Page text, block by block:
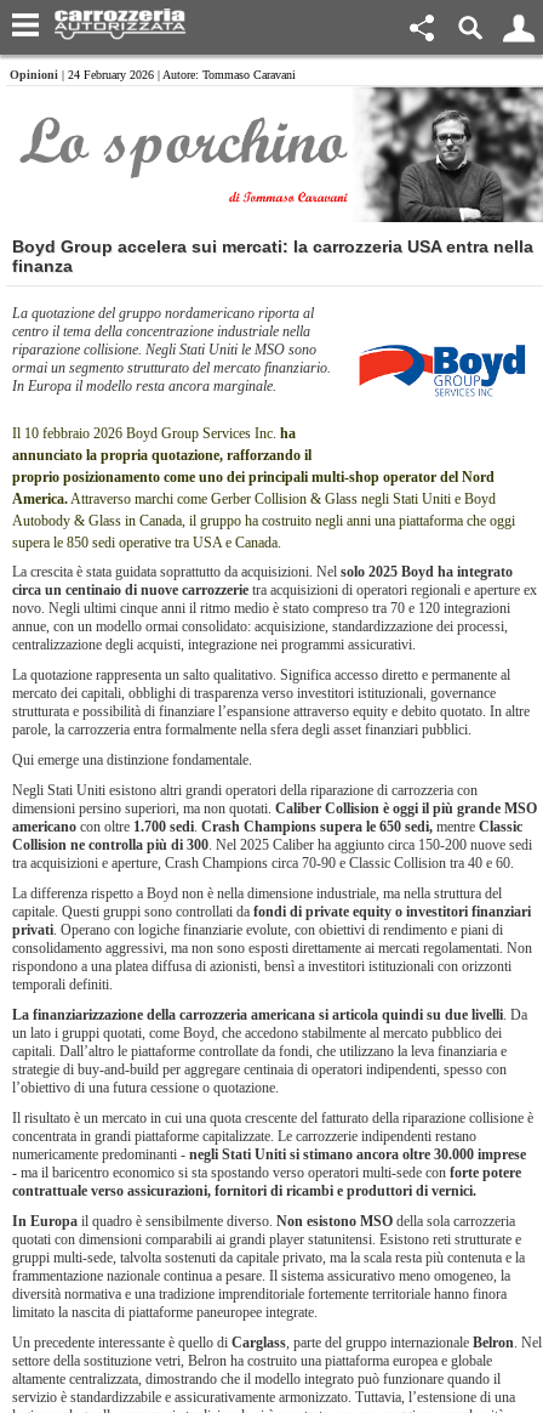
Opinioni | 24 February 2026 | Autore: Tommaso Caravani
​Boyd Group accelera sui mercati: la carrozzeria USA entra nella
finanza
La quotazione del gruppo nordamericano riporta al
centro il tema della concentrazione industriale nella
riparazione collisione. Negli Stati Uniti le MSO sono
ormai un segmento strutturato del mercato finanziario.
In Europa il modello resta ancora marginale.
Il 10 febbraio 2026 Boyd Group Services Inc. ha
annunciato la propria quotazione, rafforzando il
proprio posizionamento come uno dei principali multi-shop operator del Nord
America.Attraverso marchi come Gerber Collision & Glass negli Stati Uniti e Boyd
Autobody & Glass in Canada, il gruppo ha costruito negli anni una piattaforma che oggi
supera le 850 sedi operative tra USA e Canada.
La crescita è stata guidata soprattutto da acquisizioni. Nel solo 2025 Boyd ha integrato
circa un centinaio di nuove carrozzerie tra acquisizioni di operatori regionali e aperture ex
novo. Negli ultimi cinque anni il ritmo medio è stato compreso tra 70 e 120 integrazioni
annue, con un modello ormai consolidato: acquisizione, standardizzazione dei processi,
centralizzazione degli acquisti, integrazione nei programmi assicurativi.
La quotazione rappresenta un salto qualitativo. Significa accesso diretto e permanente al
mercato dei capitali, obblighi di trasparenza verso investitori istituzionali, governance
strutturata e possibilità di finanziare l’espansione attraverso equity e debito quotato. In altre
parole, la carrozzeria entra formalmente nella sfera degli asset finanziari pubblici.
Qui emerge una distinzione fondamentale.
Negli Stati Uniti esistono altri grandi operatori della riparazione di carrozzeria con
dimensioni persino superiori, ma non quotati. Caliber Collision è oggi il più grande MSO
americano con oltre 1.700 sedi. Crash Champions supera le 650 sedi, mentre Classic
Collision ne controlla più di 300. Nel 2025 Caliber ha aggiunto circa 150-200 nuove sedi
tra acquisizioni e aperture, Crash Champions circa 70-90 e Classic Collision tra 40 e 60.
La differenza rispetto a Boyd non è nella dimensione industriale, ma nella struttura del
capitale. Questi gruppi sono controllati da fondi di private equity o investitori finanziari
privati. Operano con logiche finanziarie evolute, con obiettivi di rendimento e piani di
consolidamento aggressivi, ma non sono esposti direttamente ai mercati regolamentati. Non
rispondono a una platea diffusa di azionisti, bensì a investitori istituzionali con orizzonti
temporali definiti.
La finanziarizzazione della carrozzeria americana si articola quindi su due livelli. Da
un lato i gruppi quotati, come Boyd, che accedono stabilmente al mercato pubblico dei
capitali. Dall’altro le piattaforme controllate da fondi, che utilizzano la leva finanziaria e
strategie di buy-and-build per aggregare centinaia di operatori indipendenti, spesso con
l’obiettivo di una futura cessione o quotazione.
Il risultato è un mercato in cui una quota crescente del fatturato della riparazione collisione è
concentrata in grandi piattaforme capitalizzate. Le carrozzerie indipendenti restano
numericamente predominanti - negli Stati Uniti si stimano ancora oltre 30.000 imprese
- ma il baricentro economico si sta spostando verso operatori multi-sede con forte potere
contrattuale verso assicurazioni, fornitori di ricambi e produttori di vernici.
In Europa il quadro è sensibilmente diverso. Non esistono MSO della sola carrozzeria
quotati con dimensioni comparabili ai grandi player statunitensi. Esistono reti strutturate e
gruppi multi-sede, talvolta sostenuti da capitale privato, ma la scala resta più contenuta e la
frammentazione nazionale continua a pesare. Il sistema assicurativo meno omogeneo, la
diversità normativa e una tradizione imprenditoriale fortemente territoriale hanno finora
limitato la nascita di piattaforme paneuropee integrate.
Un precedente interessante è quello di Carglass, parte del gruppo internazionale Belron. Nel
settore della sostituzione vetri, Belron ha costruito una piattaforma europea e globale
altamente centralizzata, dimostrando che il modello integrato può funzionare quando il
servizio è standardizzabile e assicurativamente armonizzato. Tuttavia, l’estensione di una